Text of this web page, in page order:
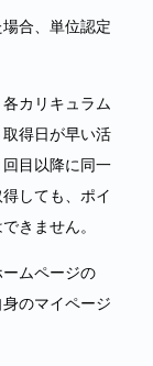
合、単位認定
カリキュラム
得日が早い活
目以降に同一
しても、ポイ
きません。
ムページの
のマイページ